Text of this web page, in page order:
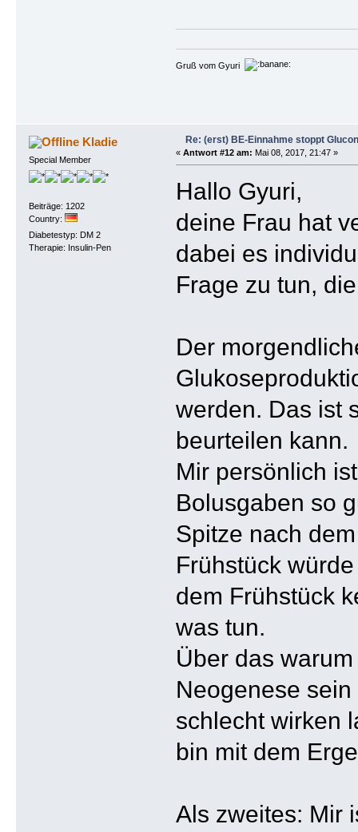
Gruß vom Gyuri
Kladie
Special Member
Beiträge: 1202
Country:
Diabetestyp: DM 2
Therapie: Insulin-Pen
Re: (erst) BE-Einnahme stoppt
« Antwort #12 am: Mai 08, 2017, 21:47 »
Hallo Gyuri,
deine Frau hat
dabei es
Frage zu tun,
Der
werden. Das ist
beurteilen kann.
Mir persönlich
Bolusgaben so
Spitze nach
Frühstück
dem Frühstück
was tun.
Über das
Neogenese
schlecht wirken
bin mit dem
Als zweites: Mir